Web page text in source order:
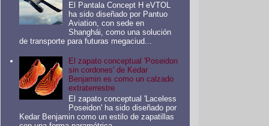
El Pantala Concept H eVTOL
ha sido diseñado por Pantuo
Aviation, con sede en
Shanghái, como una solución
de transporte para futuras megaciud...
El zapato conceptual 'Poseidon
sin cordones' de Kedar
Benjamin es como un calzado
extraterrestre
El zapato conceptual 'Laceless
Poseidon' ha sido diseñado por
Kedar Benjamin como un estilo de zapatillas